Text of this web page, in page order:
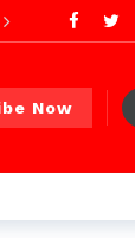
Now